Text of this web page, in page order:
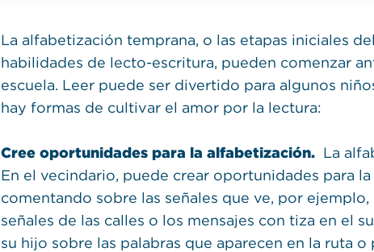
La alfabetización temprana, o las etapas iniciales
habilidades de lecto-escritura, pueden comenzar
escuela. Leer puede ser divertido para algunos
hay formas de cultivar el amor por la lectura:
Cree oportunidades para la alfabetización. La
En el vecindario, puede crear oportunidades para
comentando sobre las señales que ve, por
señales de las calles o los mensajes con tiza en el
su hijo sobre las palabras que aparecen en la ruta